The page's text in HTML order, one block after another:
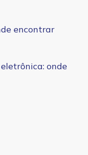
encontrar
onde